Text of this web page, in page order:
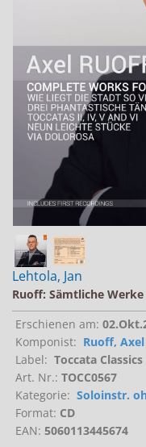
Naxos Deutschland Blog
Naxos weltweit
Lehtola, Jan
Ruoff: Sämtliche
Erschienen am:
Komponist: Ruoff, Axel
Label: Toccata Classics
Art. Nr.: TOCC0567
Kategorie: Soloinstr.
Format: CD
EAN: 5060113445674